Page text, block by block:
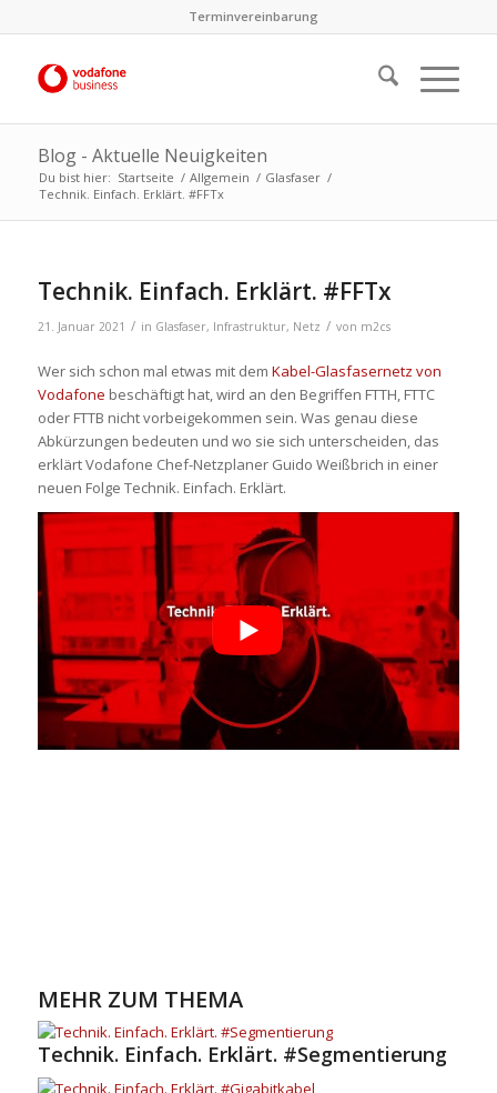
Terminvereinbarung
Blog - Aktuelle Neuigkeiten
Du bist hier: Startseite / Allgemein / Glasfaser /
Technik. Einfach. Erklärt. #FFTx
Technik. Einfach. Erklärt. #FFTx
21. Januar 2021 / in Glasfaser, Infrastruktur, Netz / von m2cs
Wer sich schon mal etwas mit dem Kabel-Glasfasernetz von
Vodafone beschäftigt hat, wird an den Begriffen FTTH, FTTC
oder FTTB nicht vorbeigekommen sein. Was genau diese
Abkürzungen bedeuten und wo sie sich unterscheiden, das
erklärt Vodafone Chef-Netzplaner Guido Weißbrich in einer
neuen Folge Technik. Einfach. Erklärt.
MEHR ZUM THEMA
Technik. Einfach. Erklärt. #Segmentierung